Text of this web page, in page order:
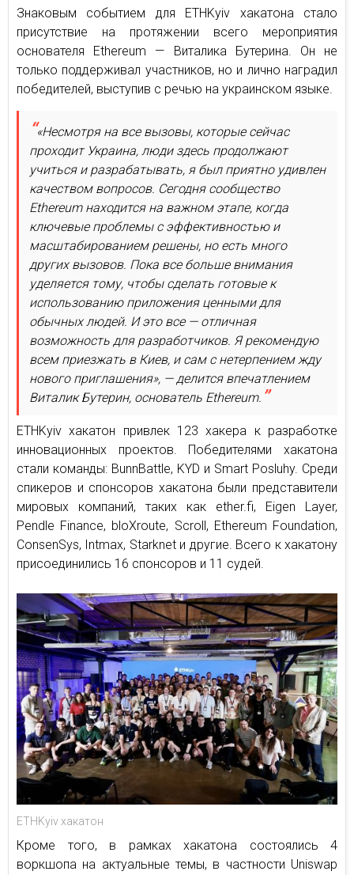
Знаковым событием для ETHKyiv хакатона стало
присутствие на протяжении всего мероприятия
основателя Ethereum — Виталика Бутерина. Он не
только поддерживал участников, но и лично наградил
победителей, выступив с речью на украинском языке.
«Несмотря на все вызовы, которые сейчас
проходит Украина, люди здесь продолжают
учиться и разрабатывать, я был приятно удивлен
качеством вопросов. Сегодня сообщество
Ethereum находится на важном этапе, когда
ключевые проблемы с эффективностью и
масштабированием решены, но есть много
других вызовов. Пока все больше внимания
уделяется тому, чтобы сделать готовые к
использованию приложения ценными для
обычных людей. И это все — отличная
возможность для разработчиков. Я рекомендую
всем приезжать в Киев, и сам с нетерпением жду
нового приглашения», — делится впечатлением
Виталик Бутерин, основатель Ethereum.
ETHKyiv хакатон привлек 123 хакера к разработке
инновационных проектов. Победителями хакатона
стали команды: BunnBattle, KYD и Smart Posluhy. Среди
спикеров и спонсоров хакатона были представители
мировых компаний, таких как ether.fi, Eigen Layer,
Pendle Finance, bloXroute, Scroll, Ethereum Foundation,
ConsenSys, Intmax, Starknet и другие. Всего к хакатону
присоединились 16 спонсоров и 11 судей.
ETHKyiv хакатон
Кроме того, в рамках хакатона состоялись 4
воркшопа на актуальные темы, в частности Uniswap